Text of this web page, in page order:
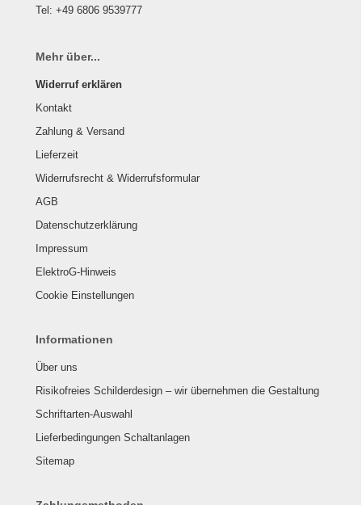
Tel: +49 6806 9539777
Mehr über...
Widerruf erklären
Kontakt
Zahlung & Versand
Lieferzeit
Widerrufsrecht & Widerrufsformular
AGB
Datenschutzerklärung
Impressum
ElektroG-Hinweis
Cookie Einstellungen
Informationen
Über uns
Risikofreies Schilderdesign – wir übernehmen die Gestaltung
Schriftarten-Auswahl
Lieferbedingungen Schaltanlagen
Sitemap